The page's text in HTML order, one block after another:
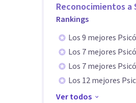
Reconocimientos a
Rankings
Los 9 mejores
Los 7 mejores
Los 7 mejores
Los 12 mejores
Ver todos